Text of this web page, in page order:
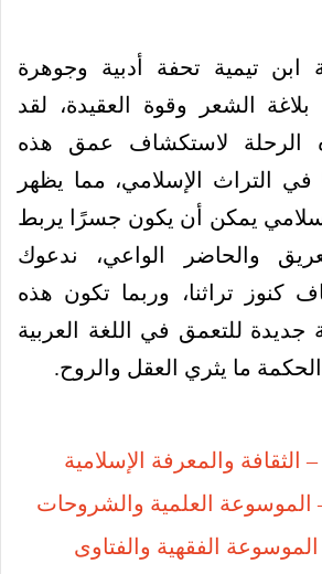
ابن تيمية تحفة أدبية وجوهرة
الشعر وقوة العقيدة، لقد
الرحلة لاستكشاف عمق هذه
في التراث الإسلامي، مما يظهر
يمكن أن يكون جسرًا يربط
والحاضر الواعي، ندعوك
كنوز تراثنا، وربما تكون هذه
جديدة للتعمق في اللغة العربية
الحكمة ما يثري العقل والروح.
الثقافة والمعرفة الإسلامية
الموسوعة العلمية والشروحات
الفقهية والفتاوى